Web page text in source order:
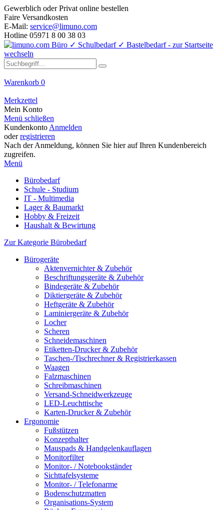
Gewerblich oder Privat online bestellen
Faire Versandkosten
E-Mail: service@limuno.com
Hotline 05971 8 00 38 03
Warenkorb 0
Merkzettel
Mein Konto
Menü schließen
Kundenkonto Anmelden
oderregistrieren
Nach der Anmeldung, können Sie hier auf Ihren Kundenbereich
zugreifen.
Menü
Bürobedarf
Schule - Studium
IT - Multimedia
Lager & Baumarkt
Hobby & Freizeit
Haushalt & Bewirtung
Zur Kategorie Bürobedarf
Bürogeräte
Aktenvernichter & Zubehör
Beschriftungsgeräte & Zubehör
Bindegeräte & Zubehör
Diktiergeräte & Zubehör
Heftgeräte & Zubehör
Laminiergeräte & Zubehör
Locher
Scheren
Schneidemaschinen
Etiketten-Drucker & Zubehör
Taschen-/Tischrechner & Registrierkassen
Waagen
Falzmaschinen
Schreibmaschinen
Versand-Schneidwerkzeuge
LED-Leuchttische
Karten-Drucker & Zubehör
Ergonomie
Fußstützen
Konzepthalter
Mauspads & Handgelenkauflagen
Monitorfilter
Monitor- / Notebookständer
Sichttafelsysteme
Monitor- / Telefonarme
Bodenschutzmatten
Organisations-System